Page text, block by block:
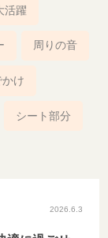
活躍
周りの音
け
シート部分
2026.6.3